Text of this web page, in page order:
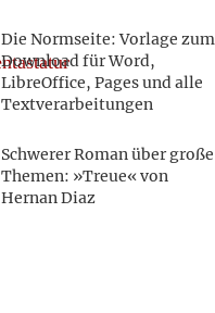
Die Normseite: Vorlage zum
Download für Word,
LibreOffice, Pages und alle
Textverarbeitungen
Schwerer Roman über große
Themen: »Treue« von
Hernan Diaz